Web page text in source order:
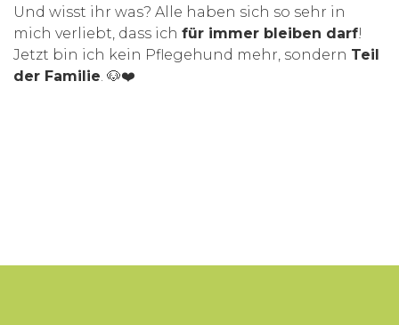
Und wisst ihr was? Alle haben sich so sehr in
mich verliebt, dass ich für immer bleiben darf!
Jetzt bin ich kein Pflegehund mehr, sondern Teil
der Familie. 🐶❤️